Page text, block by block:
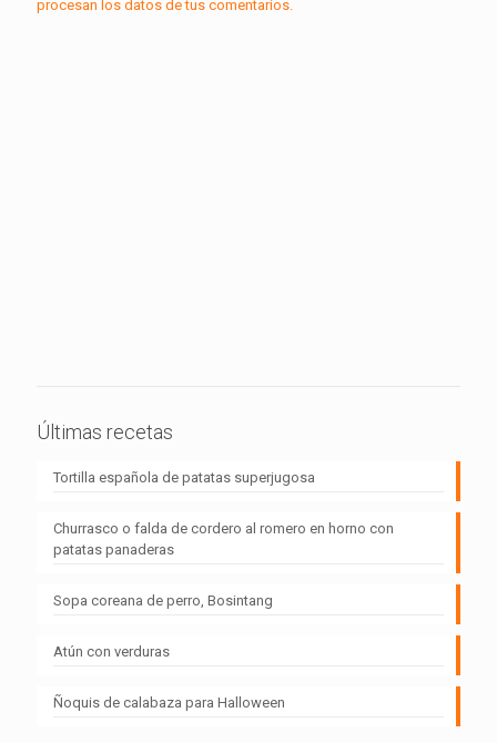
procesan los datos de tus comentarios.
Últimas recetas
Tortilla española de patatas superjugosa
Churrasco o falda de cordero al romero en horno con
patatas panaderas
Sopa coreana de perro, Bosintang
Atún con verduras
Ñoquis de calabaza para Halloween